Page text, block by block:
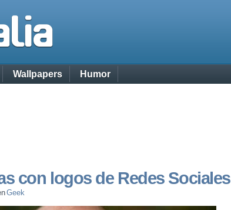
Wallpapers Humor
con logos de Redes Sociales
Geek